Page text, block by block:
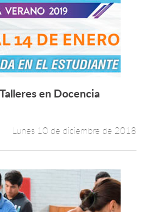
Leer más +
en Docencia
Lunes 10 de diciembre de 2018